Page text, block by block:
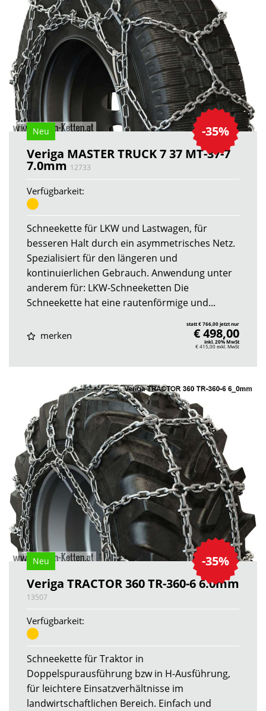
-35%
Neu
Veriga MASTER TRUCK 7 37 MT-37-7
7.0mm 12733
Verfügbarkeit:
Schneekette für LKW und Lastwagen, für
besseren Halt durch ein asymmetrisches Netz.
Spezialisiert für den längeren und
kontinuierlichen Gebrauch. Anwendung unter
anderem für: LKW-Schneeketten Die
Schneekette hat eine rautenförmige und...
merken
statt € 766,00 jetzt nur
€ 498,00
inkl. 20% MwSt
€ 415,00exkl. MwSt
-35%
Neu
Veriga TRACTOR 360 TR-360-6 6.0mm
13507
Verfügbarkeit:
Schneekette für Traktor in
Doppelspurausführung bzw in H-Ausführung,
für leichtere Einsatzverhältnisse im
landwirtschaftlichen Bereich. Einfach und